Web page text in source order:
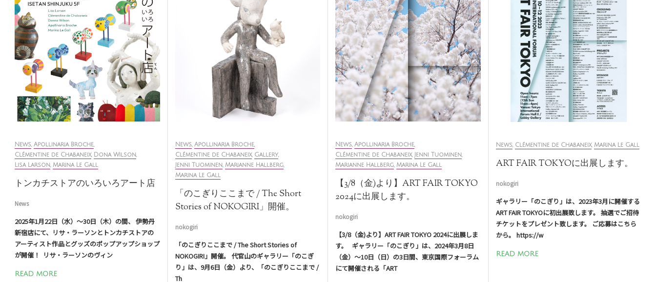
News Apollinaria Broche
Clémentine de Chabaneix, Dona Wilson
Lisa Larson Marina Le Gall
トンカチストアのいろいろアート店
News
2025年1月22日（水）〜30日（木）の間、⁠ 伊勢丹
新宿店にて、リサ・ラーソンとトンカチストアの
アーティスト作品とグッズのポップアップショップ
が開催！ ⁠ リサ・ラーソンのヴィン
READ MORE
News Apollinaria Broche
Clémentine de Chabaneix, Gallery,
Jenni Tuominen Marianne Hallberg,
Marina Le Gall
「のこぎりここまで / The Short
Stories of NOKOGIRI」開催。
nokogiri
「のこぎりここまで / The Short Stories of
NOKOGIRI」開催。 代官山のギャラリー「のこぎ
り」は、9月6日（金）より、「のこぎりここまで /
Th
News Apollinaria Broche
Clémentine de Chabaneix, Jenni Tuominen
Marianne Hallberg Marina Le Gall
【3/8（金)より】ART FAIR TOKYO
2024に出展します。
nokogiri
【3/8（金)より】ART FAIR TOKYO 2024に出展しま
す。 ギャラリー「のこぎり」は、2024年3月8日
（金）〜10日（日）の3日間、東京国際フォーラム
にて開催される「ART
News Clémentine de Chabaneix, Marina Le Gall
ART FAIR TOKYOに出展します。
nokogiri
ギャラリー「のこぎり」は、2023年3月に開催する
ART FAIR TOKYOに初出展致します。 抽選でご招待
チケットをプレゼント致します。 ご応募はこちら
から。 https://w
READ MORE